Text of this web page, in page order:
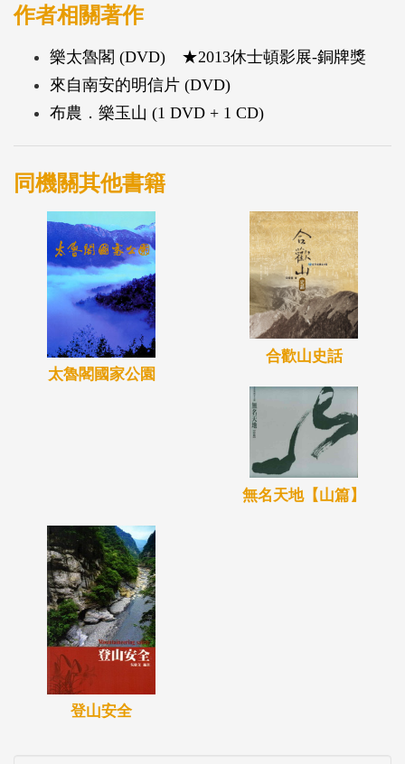
想起小時候，父親教導他對待山林、面對大自然應該
舒浪帶著對土地的理解，重新踏上太魯閣，原本困住
的瓶頸，從大自然的無限創作裡得到新的力量。
作者相關著作
樂太魯閣 (DVD) ★2013休士頓影展-銅牌獎
來自南安的明信片 (DVD)
布農．樂玉山 (1 DVD + 1 CD)
同機關其他書籍
太魯閣國家公園
合歡山史話
無名天地【山篇】
登山安全